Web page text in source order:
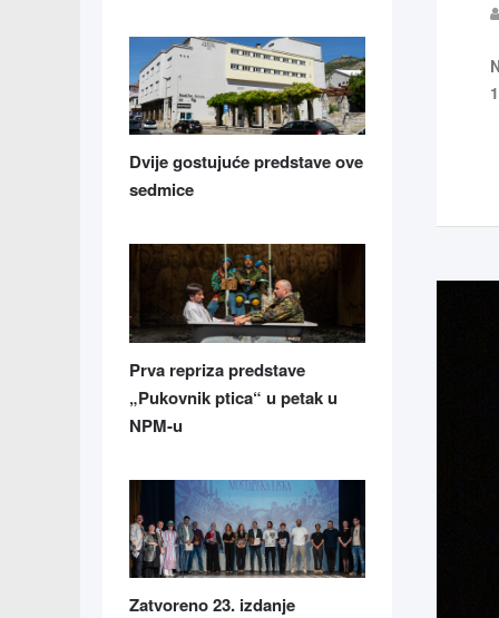
Dvije gostujuće predstave ove
sedmice
Prva repriza predstave
„Pukovnik ptica“ u petak u
NPM-u
Zatvoreno 23. izdanje